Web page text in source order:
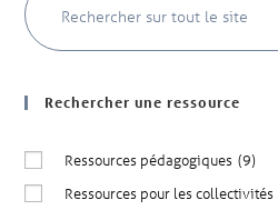
Rechercher une ressource
Ressources pédagogiques (9)
Ressources pour les collectivités